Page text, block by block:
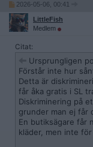
2026-05-06, 00:41
LittleFish
Medlem
Citat:
Ursprungligen
Förstår inte hur
Detta är
får åka gratis i SL
Diskriminering på
grunder man ej får
En butiksägare får
kläder, men inte